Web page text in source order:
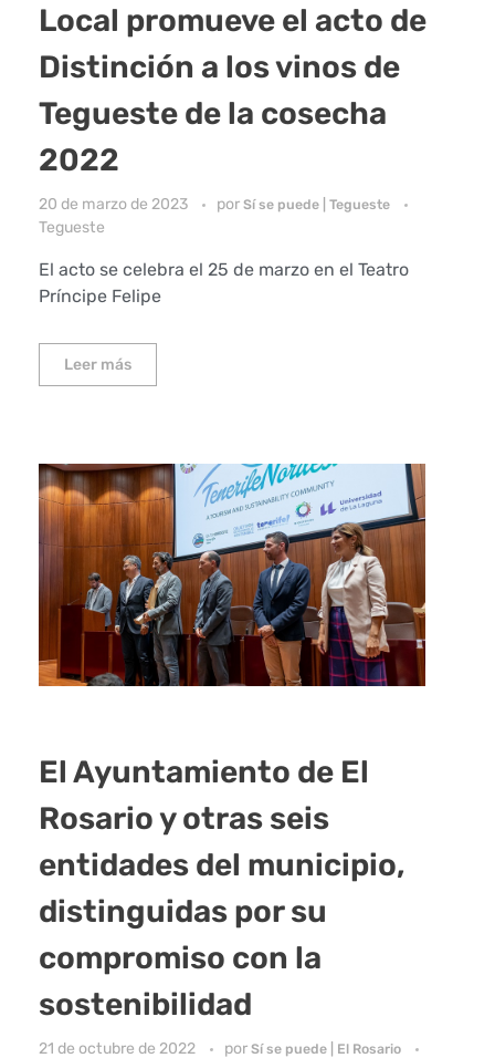
Local promueve el acto de
Distinción a los vinos de
Tegueste de la cosecha
2022
20 de marzo de 2023 por Sí se puede | Tegueste
Tegueste
El acto se celebra el 25 de marzo en el Teatro
Príncipe Felipe
Leer más
El Ayuntamiento de El
Rosario y otras seis
entidades del municipio,
distinguidas por su
compromiso con la
sostenibilidad
21 de octubre de 2022 por Sí se puede | El Rosario